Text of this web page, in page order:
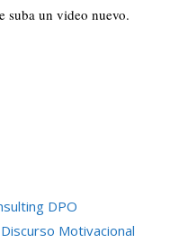
suba un video nuevo.
DPO
Motivacional